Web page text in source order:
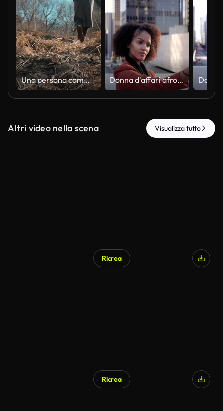
Una persona cammina lungo un sentiero erboso circondato da elementi naturali. La scena cattura il movimento all'aperto con cieli azzurri e alberi radi sullo sfondo Donna d'affari afroamericana nel centro di Los Angeles
Altri video nella scena Visualizza tutto
Ricrea
Ricrea